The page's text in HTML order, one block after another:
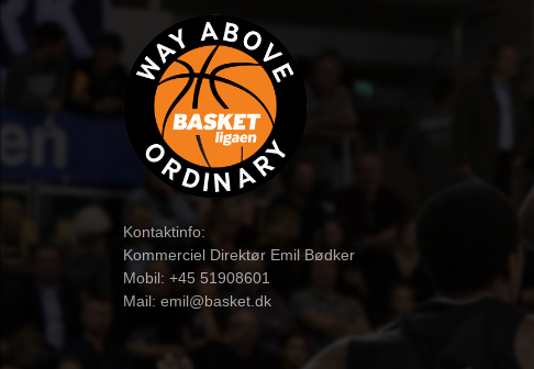
Kontaktinfo:
Kommerciel Direktør Emil Bødker
Mobil: +45 51908601
Mail: emil@basket.dk